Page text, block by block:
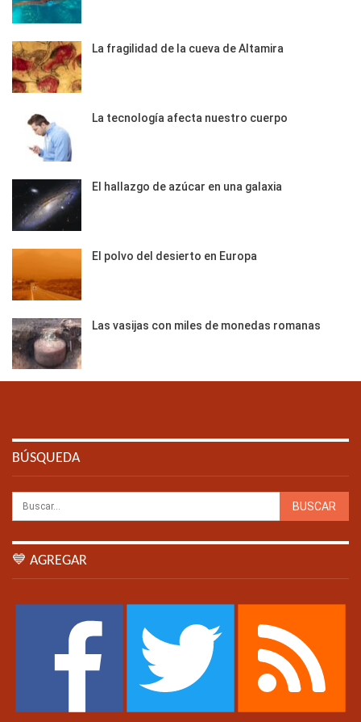
La fragilidad de la cueva de Altamira
La tecnología afecta nuestro cuerpo
El hallazgo de azúcar en una galaxia
El polvo del desierto en Europa
Las vasijas con miles de monedas romanas
BÚSQUEDA
💙 AGREGAR